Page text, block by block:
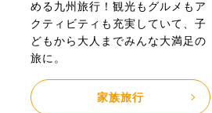
める九州旅行！観光もグルメもア
クティビティも充実していて、子
どもから大人までみんな大満足の
旅に。
家族旅行